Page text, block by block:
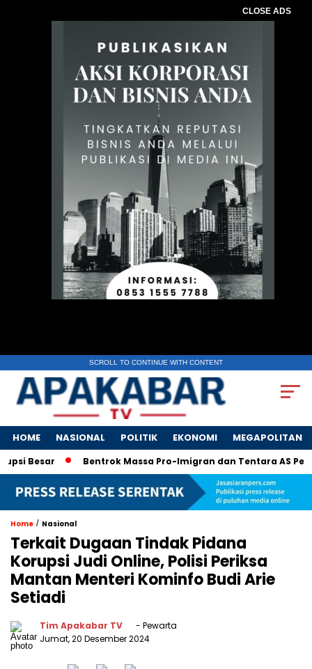
CLOSE ADS
SCROLL TO CONTINUE WITH CONTENT
HOME NASIONAL POLITIK EKONOMI MEGAPOLITAN
Besar Bentrok Massa Pro-Imigran dan Tentara AS Pecah
Home / Nasional
Terkait Dugaan Tindak Pidana
Korupsi Judi Online, Polisi Periksa
Mantan Menteri Kominfo Budi Arie
Setiadi
Tim Apakabar TV
- Pewarta
Jumat, 20 Desember 2024